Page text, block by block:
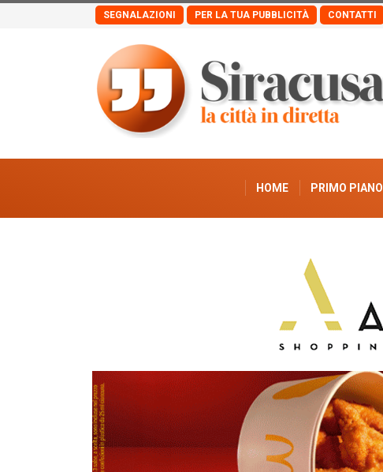
SEGNALAZIONI PER LA TUA PUBBLICITÀ CONTATTI
HOME PRIMO PIANO